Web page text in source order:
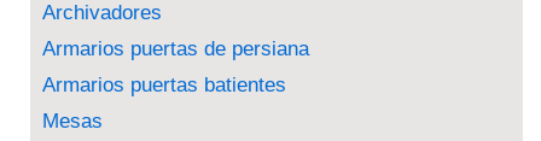
Archivadores
Armarios puertas de persiana
Armarios puertas batientes
Mesas